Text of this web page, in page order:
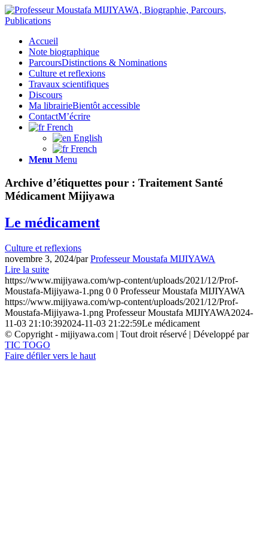
Accueil
Note biographique
ParcoursDistinctions & Nominations
Culture et reflexions
Travaux scientifiques
Discours
Ma librairieBientôt accessible
ContactM’écrire
French
English
French
Menu Menu
Archive d’étiquettes pour : Traitement Santé
Médicament Mijiyawa
Le médicament
Culture et reflexions
novembre 3, 2024/parProfesseur Moustafa MIJIYAWA
Lire la suite
https://www.mijiyawa.com/wp-content/uploads/2021/12/Prof-
Moustafa-Mijiyawa-1.png 0 0 Professeur Moustafa MIJIYAWA
https://www.mijiyawa.com/wp-content/uploads/2021/12/Prof-
Moustafa-Mijiyawa-1.png Professeur Moustafa MIJIYAWA2024-
11-03 21:10:392024-11-03 21:22:59Le médicament
© Copyright - mijiyawa.com | Tout droit réservé | Développé par
TIC TOGO
Faire défiler vers le haut